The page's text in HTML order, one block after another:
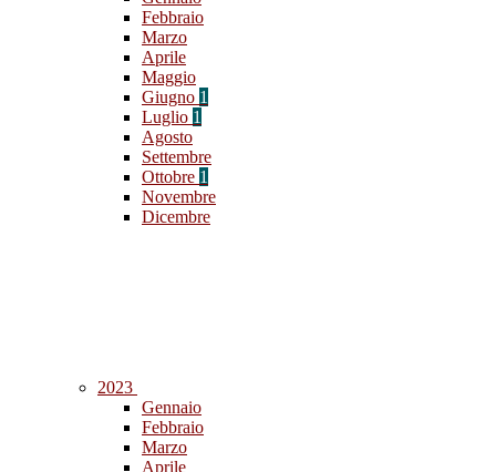
Febbraio
Marzo
Aprile
Maggio
Giugno 1
Luglio 1
Agosto
Settembre
Ottobre 1
Novembre
Dicembre
2023
Gennaio
Febbraio
Marzo
Aprile